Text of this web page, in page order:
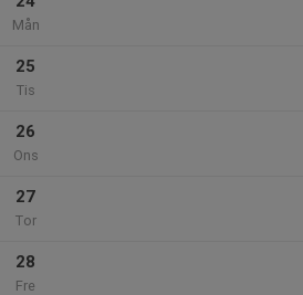
Mån
25
Tis
26
Ons
27
Tor
28
Fre